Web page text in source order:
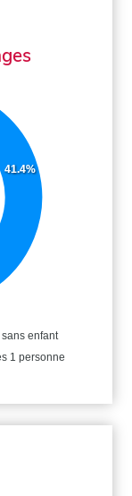
41.4%
enfant
1 personne